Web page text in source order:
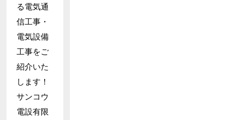
る電気通
信工事・
電気設備
工事をご
紹介いた
します！
サンコウ
電設有限